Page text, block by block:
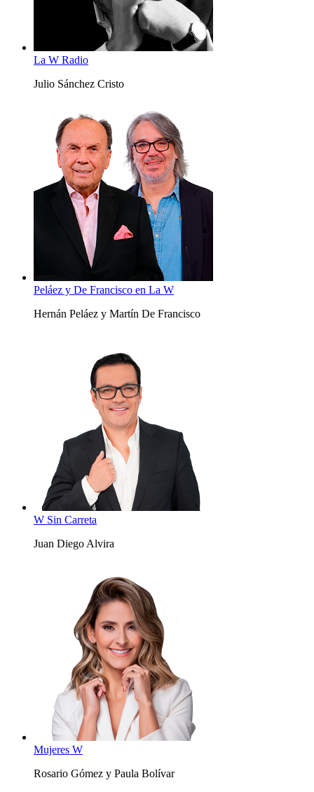
La W Radio
Julio Sánchez Cristo
Peláez y De Francisco en La W
Hernán Peláez y Martín De Francisco
W Sin Carreta
Juan Diego Alvira
Mujeres W
Rosario Gómez y Paula Bolívar